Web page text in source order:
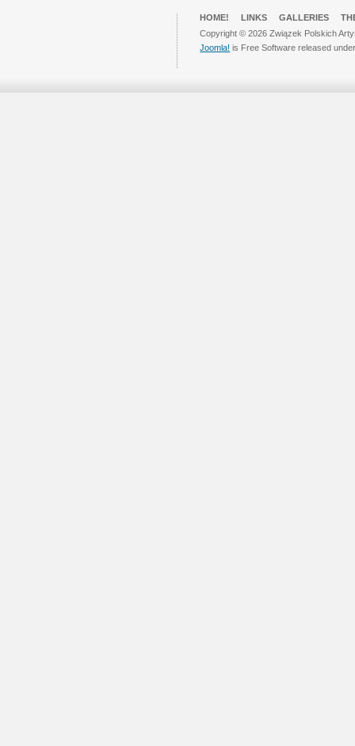
HOME! LINKS GALLERIES
Copyright © 2026 Związek Polskich
Joomla! is Free Software released